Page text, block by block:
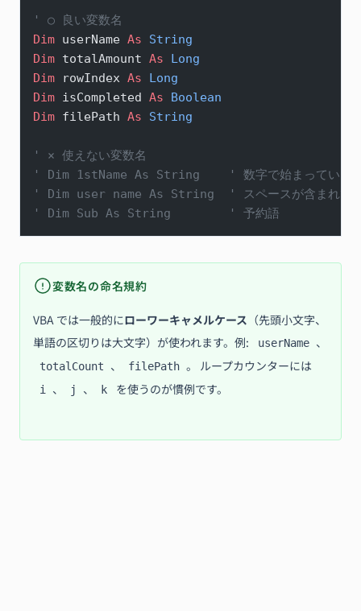
' ○ 良い変数名
Dim userName As String
Dim totalAmount As Long
Dim rowIndex As Long
Dim isCompleted As Boolean
Dim filePath As String
' × 使えない変数名
' Dim 1stName As String    ' 数字で始まっている
' Dim user name As String  ' スペースが含まれて
' Dim Sub As String        ' 予約語
変数名の命名規約
VBA では一般的にローワーキャメルケース （先頭小文字、
単語の区切りは大文字）が使われます。例:
userName 、
totalCount 、 filePath 。 ループカウンターには
i 、 j 、 k を使うのが慣例です。